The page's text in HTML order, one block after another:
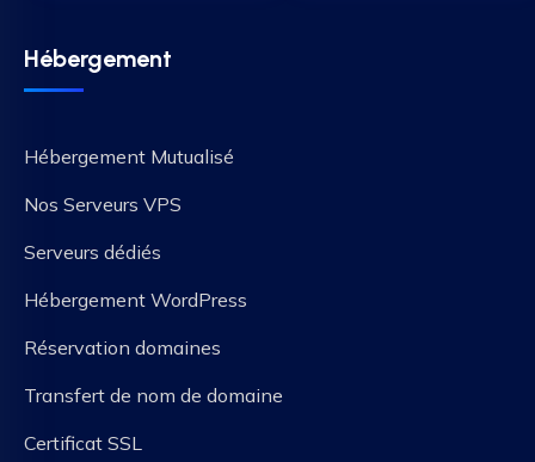
Hébergement
Hébergement Mutualisé
Nos Serveurs VPS
Serveurs dédiés
Hébergement WordPress
Réservation domaines
Transfert de nom de domaine
Certificat SSL